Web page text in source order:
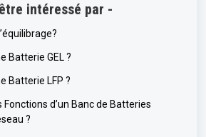
intéressé par -
Batterie GEL ?
Batterie LFP ?
Fonctions d’un Banc de Batteries
?